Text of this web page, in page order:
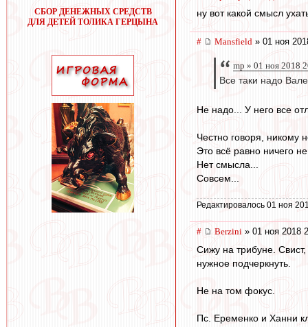
СБОР ДЕНЕЖНЫХ СРЕДСТВ
ДЛЯ ДЕТЕЙ ТОЛИКА ГЕРЦЫНА
ну вот какой смысл
# Mansfield » 01 ноя
mp » 01 ноя 2018
Все таки надо
Не надо... У него все
Честно говоря, никому
Это всё равно ничего
Нет смысла...
Совсем...
Редактировалось 01 ноя
# Berzini » 01 ноя 2018
Сижу на трибуне.
нужное подчеркнуть.
Не на том фокус.
Пс. Еременко и Ханни